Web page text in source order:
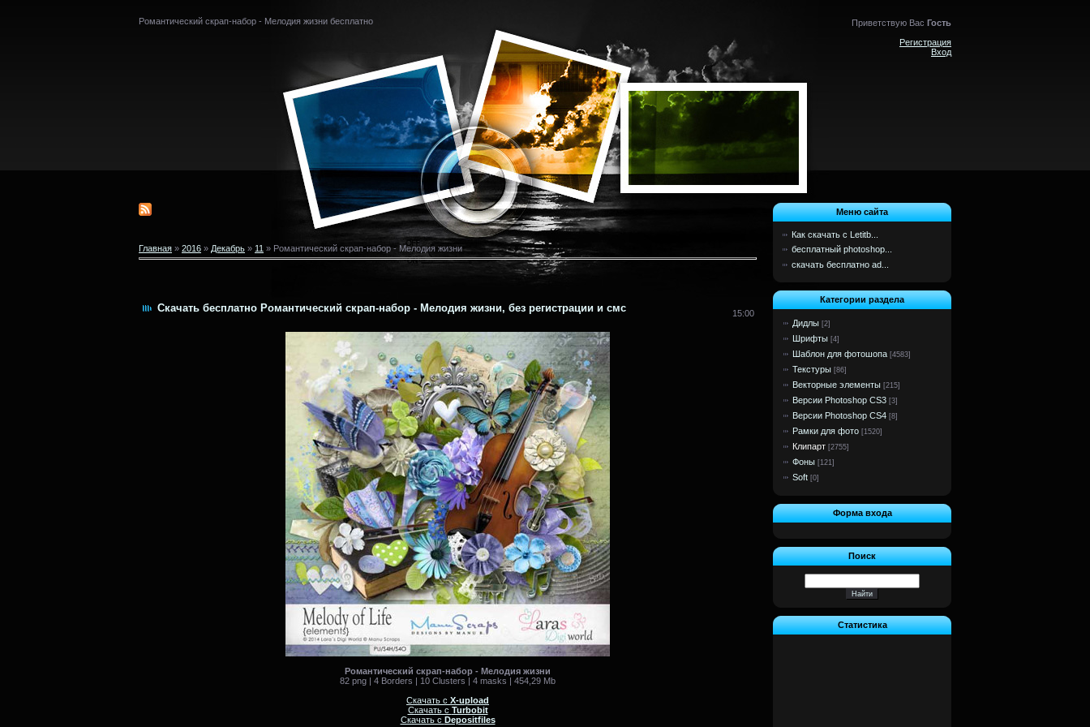
Романтический скрап-набор - Мелодия жизни бесплатно Приветствую Вас Гость
Регистрация
Вход
Главная » 2016 » Декабрь » 11 » Романтический скрап-набор - Мелодия жизни
Скачать бесплатно Романтический скрап-набор - Мелодия жизни, без регистрации и смс 15:00
Романтический скрап-набор - Мелодия жизни
82 png | 4 Borders | 10 Clusters | 4 masks | 454,29 Mb
Скачать с X-upload
Скачать с Turbobit
Скачать с Depositfiles
Меню сайта
Как скачать с Letitb...
бесплатный photoshop...
скачать бесплатно ad...
Категории раздела
Дидлы [2]
Шрифты [4]
Шаблон для фотошопа [4583]
Текстуры [86]
Векторные элементы [215]
Версии Photoshop CS3 [3]
Версии Photoshop CS4 [8]
Рамки для фото [1520]
Клипарт [2755]
Фоны [121]
Soft [0]
Форма входа
Поиск
Статистика